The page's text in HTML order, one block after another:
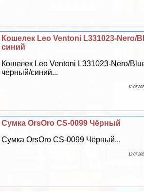
Кошелек Leo Ventoni L331023-Nero/
синий
Кошелек Leo Ventoni L331023-Nero/
черный/синий...
13 07
Сумка OrsOro CS-0099 Чёрный
Сумка OrsOro CS-0099 Чёрный...
12 07